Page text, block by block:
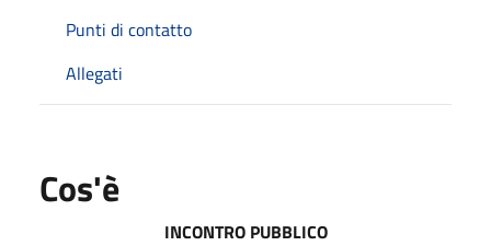
Punti di contatto
Allegati
Cos'è
INCONTRO PUBBLICO